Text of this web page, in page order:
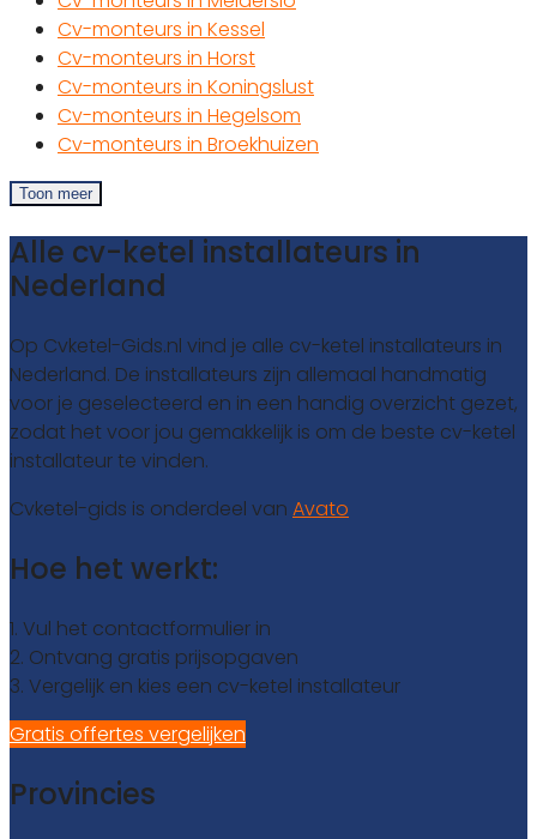
Cv-monteurs in Kessel
Cv-monteurs in Horst
Cv-monteurs in Koningslust
Cv-monteurs in Hegelsom
Cv-monteurs in Broekhuizen
Toon meer
Alle cv-ketel installateurs in
Nederland
Op Cvketel-Gids.nl vind je alle cv-ketel installateurs in
Nederland. De installateurs zijn allemaal handmatig
voor je geselecteerd en in een handig overzicht gezet,
zodat het voor jou gemakkelijk is om de beste cv-ketel
installateur te vinden.
Cvketel-gids is onderdeel van Avato
Hoe het werkt:
1. Vul het contactformulier in
2. Ontvang gratis prijsopgaven
3. Vergelijk en kies een cv-ketel installateur
Gratis offertes vergelijken
Provincies